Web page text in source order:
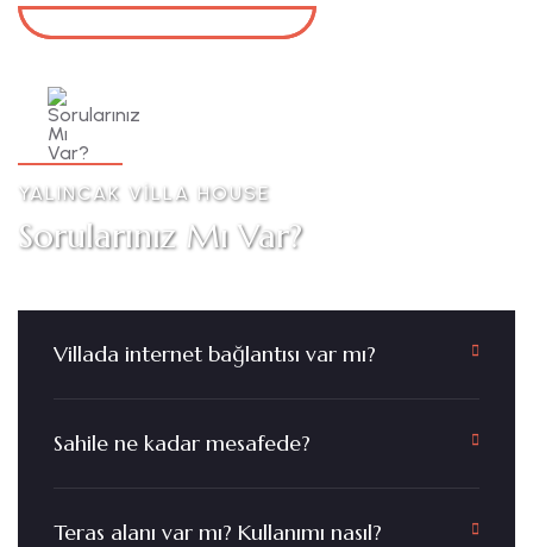
YALINCAK VİLLA HOUSE
Sorularınız Mı Var?
Villada internet bağlantısı var mı?
Sahile ne kadar mesafede?
Teras alanı var mı? Kullanımı nasıl?